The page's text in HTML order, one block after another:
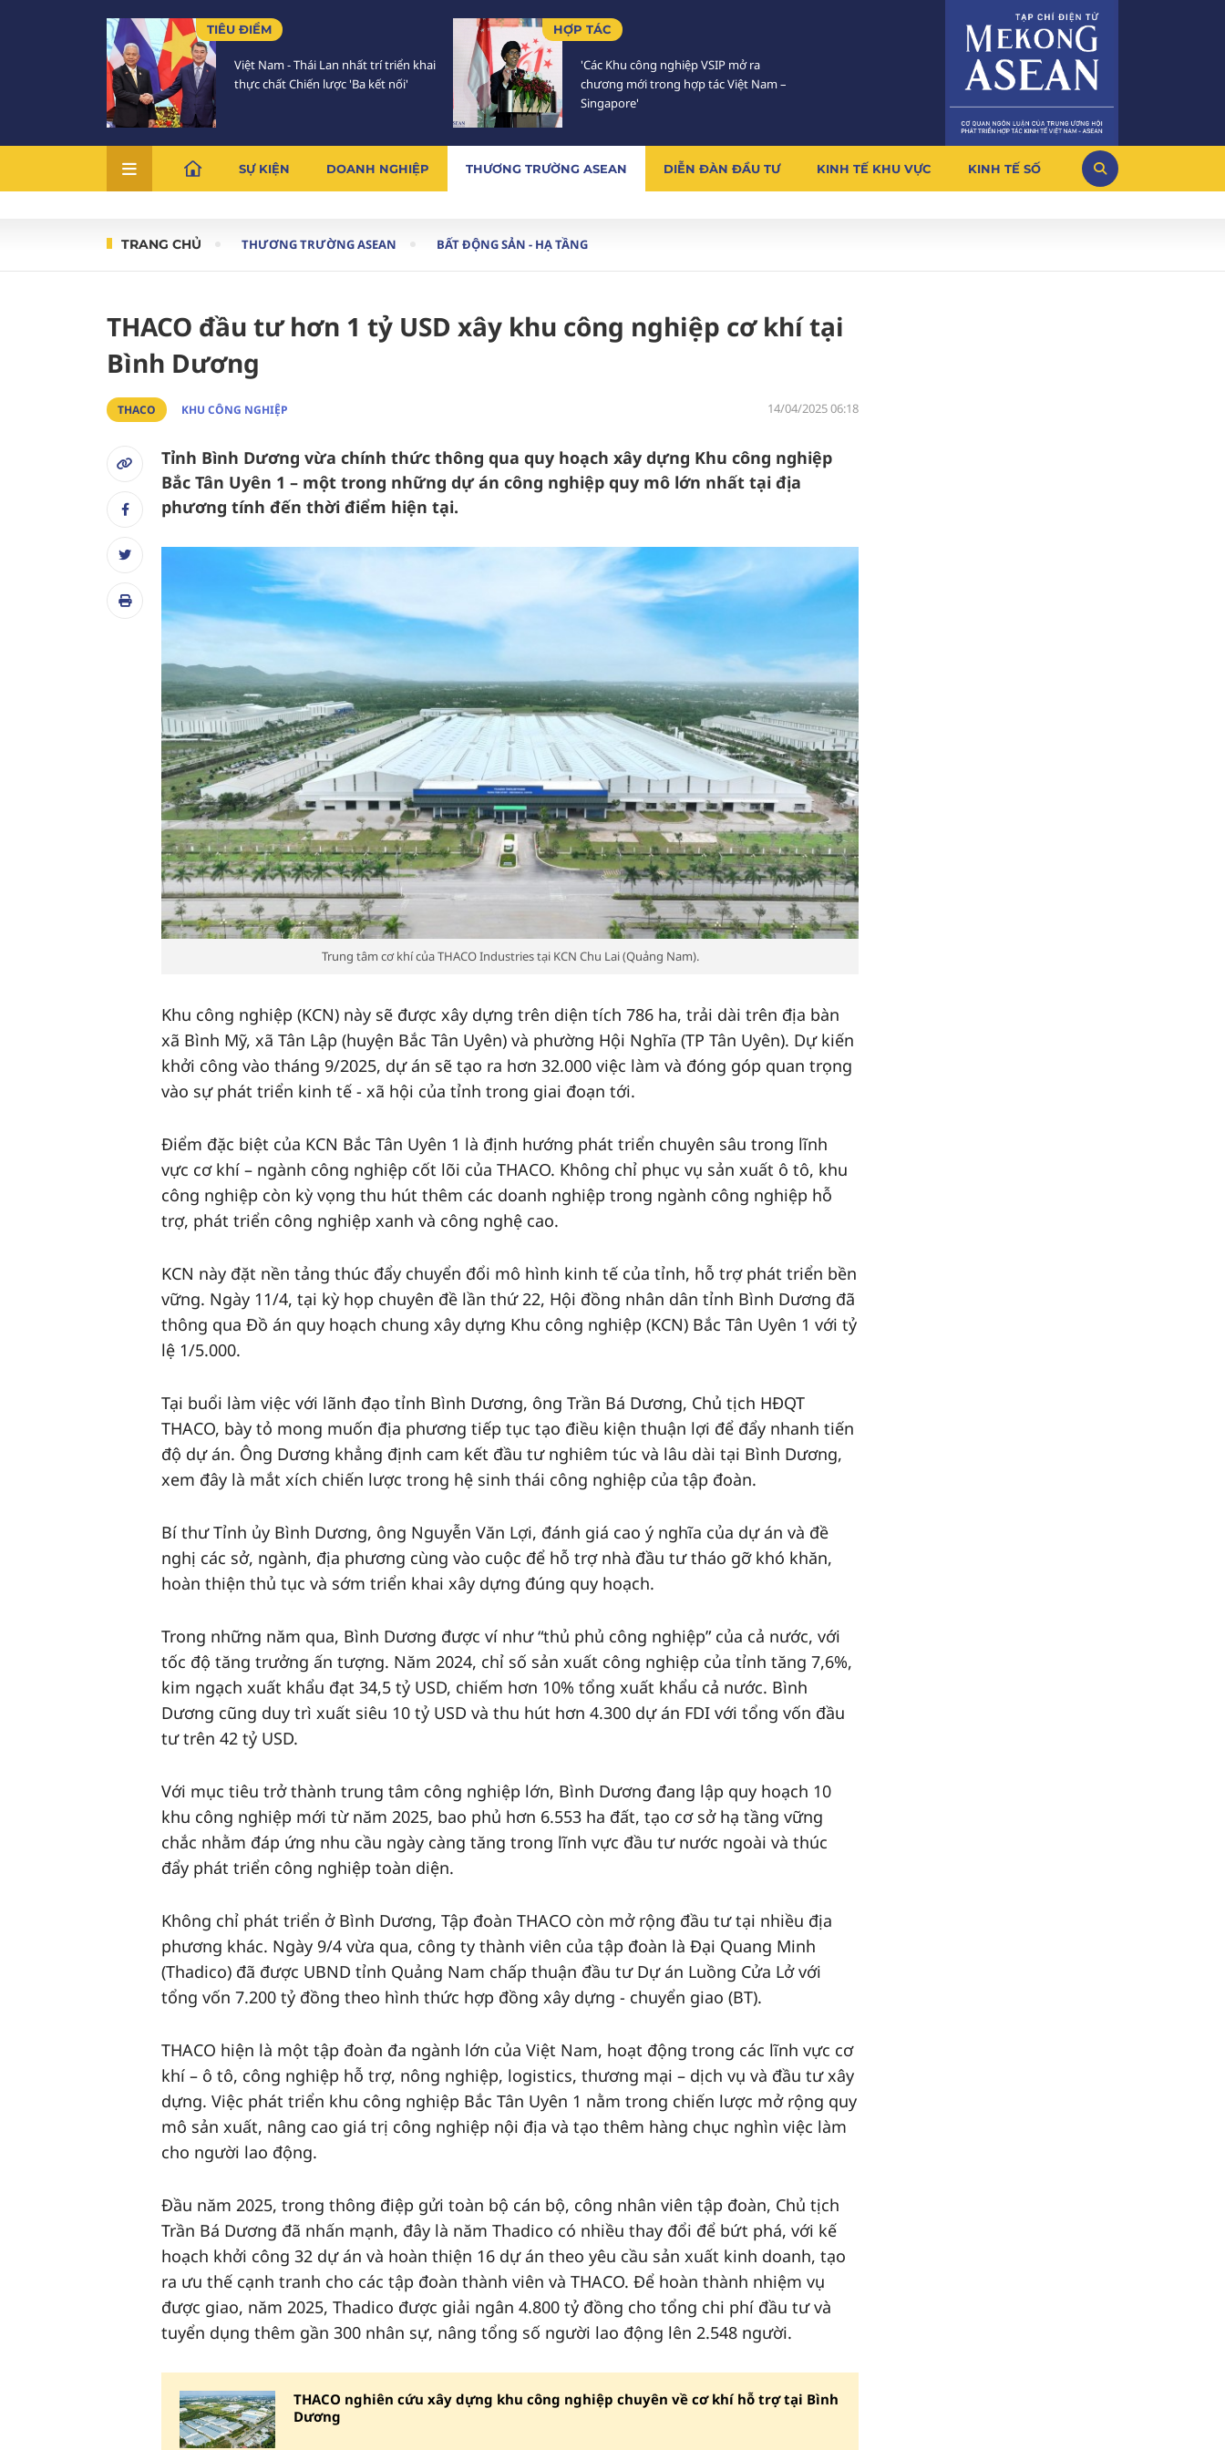
TIÊU ĐIỂM
Việt Nam - Thái Lan nhất trí triển khai
thực chất Chiến lược 'Ba kết nối'
HỢP TÁC
'Các Khu công nghiệp VSIP mở ra
chương mới trong hợp tác Việt Nam –
Singapore'
SỰ KIỆN DOANH NGHIỆP THƯƠNG TRƯỜNG ASEAN DIỄN ĐÀN ĐẦU TƯ KINH TẾ KHU VỰC KINH TẾ SỐ
TRANG CHỦ THƯƠNG TRƯỜNG ASEAN BẤT ĐỘNG SẢN - HẠ TẦNG
THACO đầu tư hơn 1 tỷ USD xây khu công nghiệp cơ khí tại
Bình Dương
THACO KHU CÔNG NGHIỆP 14/04/2025 06:18
Tỉnh Bình Dương vừa chính thức thông qua quy hoạch xây dựng Khu công nghiệp
Bắc Tân Uyên 1 – một trong những dự án công nghiệp quy mô lớn nhất tại địa
phương tính đến thời điểm hiện tại.
Trung tâm cơ khí của THACO Industries tại KCN Chu Lai (Quảng Nam).
Khu công nghiệp (KCN) này sẽ được xây dựng trên diện tích 786 ha, trải dài trên địa bàn
xã Bình Mỹ, xã Tân Lập (huyện Bắc Tân Uyên) và phường Hội Nghĩa (TP Tân Uyên). Dự kiến
khởi công vào tháng 9/2025, dự án sẽ tạo ra hơn 32.000 việc làm và đóng góp quan trọng
vào sự phát triển kinh tế - xã hội của tỉnh trong giai đoạn tới.
Điểm đặc biệt của KCN Bắc Tân Uyên 1 là định hướng phát triển chuyên sâu trong lĩnh
vực cơ khí – ngành công nghiệp cốt lõi của THACO. Không chỉ phục vụ sản xuất ô tô, khu
công nghiệp còn kỳ vọng thu hút thêm các doanh nghiệp trong ngành công nghiệp hỗ
trợ, phát triển công nghiệp xanh và công nghệ cao.
KCN này đặt nền tảng thúc đẩy chuyển đổi mô hình kinh tế của tỉnh, hỗ trợ phát triển bền
vững. Ngày 11/4, tại kỳ họp chuyên đề lần thứ 22, Hội đồng nhân dân tỉnh Bình Dương đã
thông qua Đồ án quy hoạch chung xây dựng Khu công nghiệp (KCN) Bắc Tân Uyên 1 với tỷ
lệ 1/5.000.
Tại buổi làm việc với lãnh đạo tỉnh Bình Dương, ông Trần Bá Dương, Chủ tịch HĐQT
THACO, bày tỏ mong muốn địa phương tiếp tục tạo điều kiện thuận lợi để đẩy nhanh tiến
độ dự án. Ông Dương khẳng định cam kết đầu tư nghiêm túc và lâu dài tại Bình Dương,
xem đây là mắt xích chiến lược trong hệ sinh thái công nghiệp của tập đoàn.
Bí thư Tỉnh ủy Bình Dương, ông Nguyễn Văn Lợi, đánh giá cao ý nghĩa của dự án và đề
nghị các sở, ngành, địa phương cùng vào cuộc để hỗ trợ nhà đầu tư tháo gỡ khó khăn,
hoàn thiện thủ tục và sớm triển khai xây dựng đúng quy hoạch.
Trong những năm qua, Bình Dương được ví như “thủ phủ công nghiệp” của cả nước, với
tốc độ tăng trưởng ấn tượng. Năm 2024, chỉ số sản xuất công nghiệp của tỉnh tăng 7,6%,
kim ngạch xuất khẩu đạt 34,5 tỷ USD, chiếm hơn 10% tổng xuất khẩu cả nước. Bình
Dương cũng duy trì xuất siêu 10 tỷ USD và thu hút hơn 4.300 dự án FDI với tổng vốn đầu
tư trên 42 tỷ USD.
Với mục tiêu trở thành trung tâm công nghiệp lớn, Bình Dương đang lập quy hoạch 10
khu công nghiệp mới từ năm 2025, bao phủ hơn 6.553 ha đất, tạo cơ sở hạ tầng vững
chắc nhằm đáp ứng nhu cầu ngày càng tăng trong lĩnh vực đầu tư nước ngoài và thúc
đẩy phát triển công nghiệp toàn diện.
Không chỉ phát triển ở Bình Dương, Tập đoàn THACO còn mở rộng đầu tư tại nhiều địa
phương khác. Ngày 9/4 vừa qua, công ty thành viên của tập đoàn là Đại Quang Minh
(Thadico) đã được UBND tỉnh Quảng Nam chấp thuận đầu tư Dự án Luồng Cửa Lở với
tổng vốn 7.200 tỷ đồng theo hình thức hợp đồng xây dựng - chuyển giao (BT).
THACO hiện là một tập đoàn đa ngành lớn của Việt Nam, hoạt động trong các lĩnh vực cơ
khí – ô tô, công nghiệp hỗ trợ, nông nghiệp, logistics, thương mại – dịch vụ và đầu tư xây
dựng. Việc phát triển khu công nghiệp Bắc Tân Uyên 1 nằm trong chiến lược mở rộng quy
mô sản xuất, nâng cao giá trị công nghiệp nội địa và tạo thêm hàng chục nghìn việc làm
cho người lao động.
Đầu năm 2025, trong thông điệp gửi toàn bộ cán bộ, công nhân viên tập đoàn, Chủ tịch
Trần Bá Dương đã nhấn mạnh, đây là năm Thadico có nhiều thay đổi để bứt phá, với kế
hoạch khởi công 32 dự án và hoàn thiện 16 dự án theo yêu cầu sản xuất kinh doanh, tạo
ra ưu thế cạnh tranh cho các tập đoàn thành viên và THACO. Để hoàn thành nhiệm vụ
được giao, năm 2025, Thadico được giải ngân 4.800 tỷ đồng cho tổng chi phí đầu tư và
tuyển dụng thêm gần 300 nhân sự, nâng tổng số người lao động lên 2.548 người.
THACO nghiên cứu xây dựng khu công nghiệp chuyên về cơ khí hỗ trợ tại Bình
Dương